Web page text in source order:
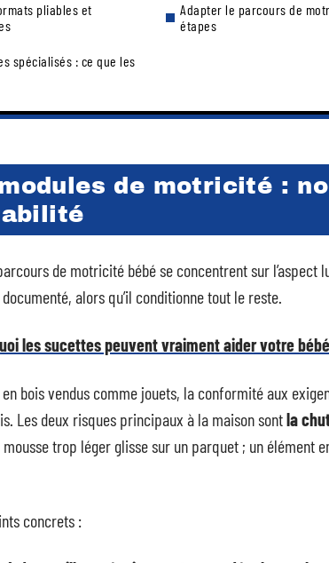
pliables et
Adapter le parcours de
étapes
spécialisés : ce que les
de motricité :
de motricité bébé se concentrent sur l’aspect
alors qu’il conditionne tout le reste.
les sucettes peuvent vraiment aider votre bébé
bois vendus comme jouets, la conformité aux
Les deux risques principaux à la maison sontla
mousse trop léger glisse sur un parquet ; un élément
concrets :